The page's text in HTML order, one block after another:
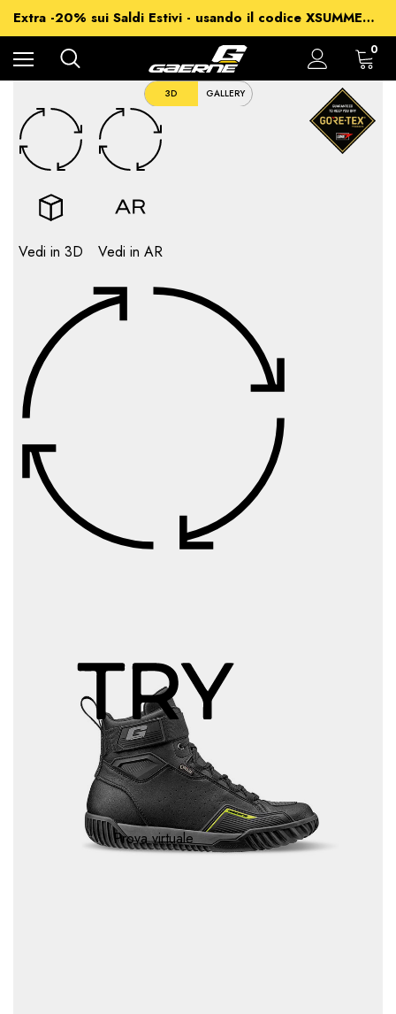
Extra -20% sui Saldi Estivi - usando il codice XSUMMER2026
Spedizioni gratuite per ordini superiori a 99€
-15% su Tutto - usando il codice XSUMMER2026
0
3D GALLERY
Vedi in 3D Vedi in AR
Prova virtuale